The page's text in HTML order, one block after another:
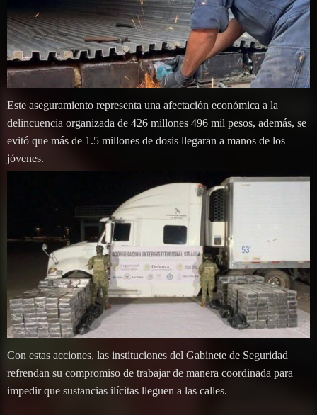
Este aseguramiento representa una afectación económica a la
delincuencia organizada de 426 millones 496 mil pesos, además, se
evitó que más de 1.5 millones de dosis llegaran a manos de los
jóvenes.
Con estas acciones, las instituciones del Gabinete de Seguridad
refrendan su compromiso de trabajar de manera coordinada para
impedir que sustancias ilícitas lleguen a las calles.